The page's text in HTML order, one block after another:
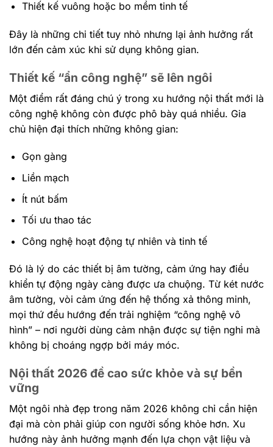
Thiết kế vuông hoặc bo mềm tinh tế
Đây là những chi tiết tuy nhỏ nhưng lại ảnh hưởng rất
lớn đến cảm xúc khi sử dụng không gian.
Thiết kế “ẩn công nghệ” sẽ lên ngôi
Một điểm rất đáng chú ý trong xu hướng nội thất mới là
công nghệ không còn được phô bày quá nhiều. Gia
chủ hiện đại thích những không gian:
Gọn gàng
Liền mạch
Ít nút bấm
Tối ưu thao tác
Công nghệ hoạt động tự nhiên và tinh tế
Đó là lý do các thiết bị âm tường, cảm ứng hay điều
khiển tự động ngày càng được ưa chuộng. Từ két nước
âm tường, vòi cảm ứng đến hệ thống xả thông minh,
mọi thứ đều hướng đến trải nghiệm “công nghệ vô
hình” – nơi người dùng cảm nhận được sự tiện nghi mà
không bị choáng ngợp bởi máy móc.
Nội thất 2026 đề cao sức khỏe và sự bền
vững
Một ngôi nhà đẹp trong năm 2026 không chỉ cần hiện
đại mà còn phải giúp con người sống khỏe hơn. Xu
hướng này ảnh hưởng mạnh đến lựa chọn vật liệu và